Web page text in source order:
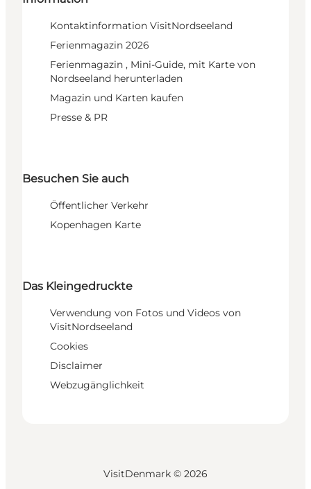
Kontaktinformation VisitNordseeland
Ferienmagazin 2026
Ferienmagazin , Mini-Guide, mit Karte von
Nordseeland herunterladen
Magazin und Karten kaufen
Presse & PR
Besuchen Sie auch
Öffentlicher Verkehr
Kopenhagen Karte
Das Kleingedruckte
Verwendung von Fotos und Videos von
VisitNordseeland
Cookies
Disclaimer
Webzugänglichkeit
VisitDenmark © 2026